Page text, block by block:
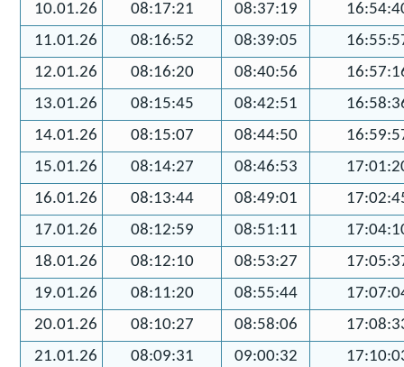
10.01.26
08:17:21 08:37:19
11.01.26
08:16:52 08:39:05
12.01.26
08:16:20 08:40:56
13.01.26
08:15:45 08:42:51
14.01.26
08:15:07 08:44:50
15.01.26
08:14:27 08:46:53
16.01.26
08:13:44 08:49:01
17.01.26
08:12:59 08:51:11
18.01.26
08:12:10 08:53:27
19.01.26
08:11:20 08:55:44
20.01.26
08:10:27 08:58:06
21.01.26
08:09:31 09:00:32